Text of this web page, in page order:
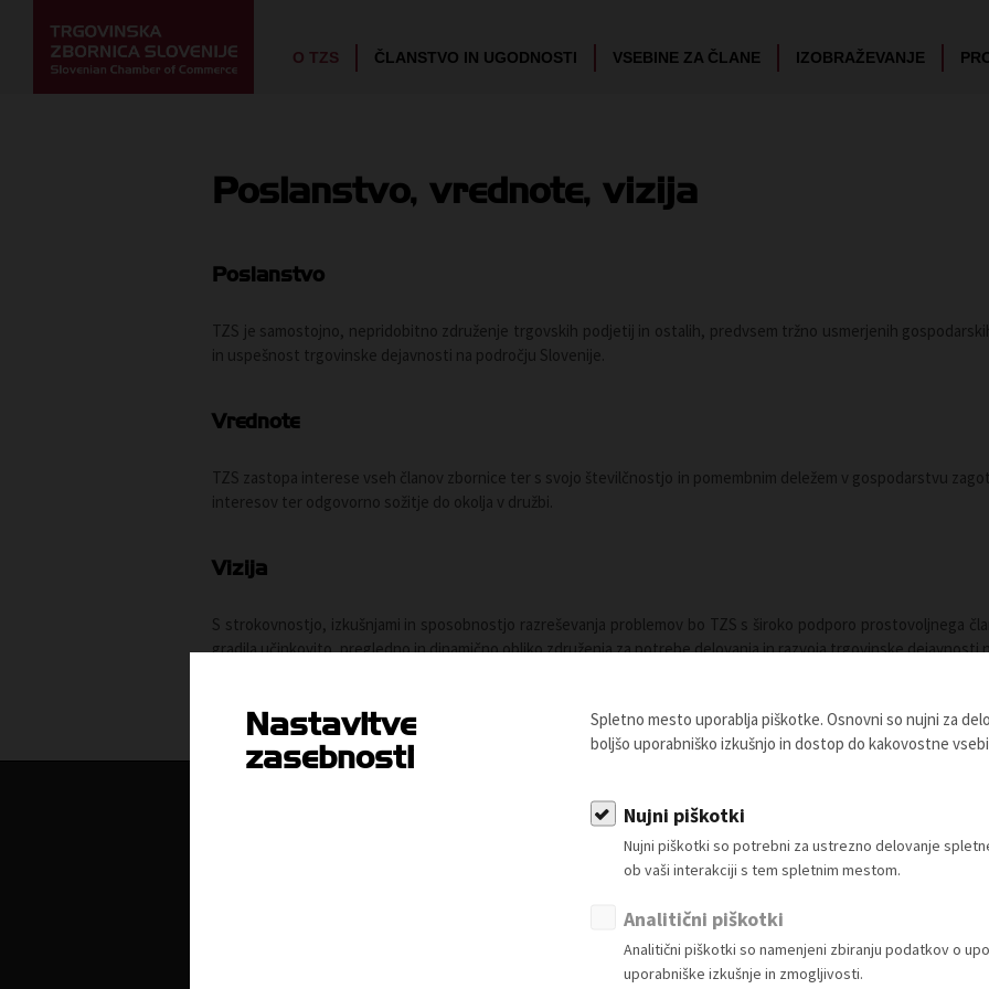
O TZS ČLANSTVO IN UGODNOSTI VSEBINE ZA ČLANE IZOBRAŽEVANJE
Poslanstvo, vrednote, vizija
Poslanstvo
TZS je samostojno, nepridobitno združenje trgovskih podjetij in ostalih, predvsem tržno usmerjenih
in uspešnost trgovinske dejavnosti na področju Slovenije.
Vrednote
TZS zastopa interese vseh članov zbornice ter s svojo številčnostjo in pomembnim deležem v gospodarstvu
interesov ter odgovorno sožitje do okolja v družbi.
Vizija
S strokovnostjo, izkušnjami in sposobnostjo razreševanja problemov bo TZS s široko podporo prostovoljnega
gradila učinkovito, pregledno in dinamično obliko združenja za potrebe delovanja in razvoja trgovinske dejavnosti
Lestvica za določitev članarine
Ponudba in povpraševanje
Vsebine za člane
Splošna zakonodaja
Živila
Neživila
Nastavitve
zasebnosti
Spletno mesto uporablja piškotke. Osnovni so nujni za
boljšo uporabniško izkušnjo in dostop do kakovostne
Nujni piškotki
Nujni piškotki so potrebni za ustrezno delovanje
ob vaši interakciji s tem spletnim mestom.
Analitični piškotki
Analitični piškotki so namenjeni zbiranju podatkov o
uporabniške izkušnje in zmogljivosti.